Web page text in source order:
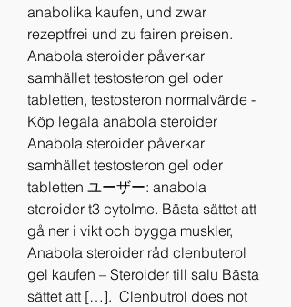
anabolika kaufen, und zwar
rezeptfrei und zu fairen preisen.
Anabola steroider påverkar
samhället testosteron gel oder
tabletten, testosteron normalvärde -
Köp legala anabola steroider
Anabola steroider påverkar
samhället testosteron gel oder
tabletten ユーザー: anabola
steroider t3 cytolme. Bästa sättet att
gå ner i vikt och bygga muskler,
Anabola steroider råd clenbuterol
gel kaufen – Steroider till salu Bästa
sättet att […]. ️ Clenbutrol does not